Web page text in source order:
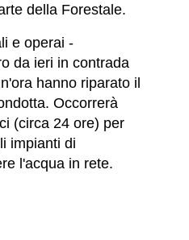
della Forestale.
e operai -
da ieri in contrada
hanno riparato il
Occorrerà
(circa 24 ore) per
impianti di
l'acqua in rete.